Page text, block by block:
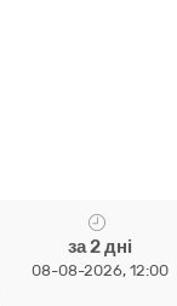
за 2 дні
08-08-2026, 12:00